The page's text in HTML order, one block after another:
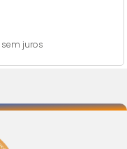
sem juros